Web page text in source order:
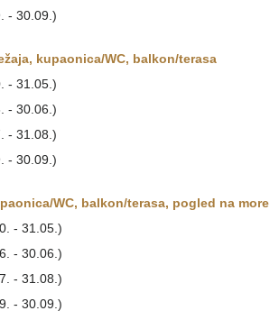
- 30.09.)
kupaonica/WC, balkon/terasa
- 31.05.)
- 30.06.)
- 31.08.)
- 30.09.)
WC, balkon/terasa, pogled na more
- 31.05.)
- 30.06.)
- 31.08.)
- 30.09.)